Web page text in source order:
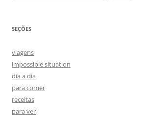
SEÇÕES
viagens
impossible situation
dia a dia
para comer
receitas
para ver